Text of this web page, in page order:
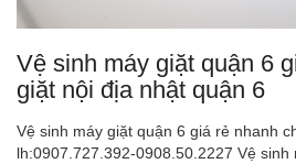
Vệ sinh máy giặt quận 6
giặt nội địa nhật quận 6
Vệ sinh máy giặt quận 6 giá rẻ nhanh
lh:0907.727.392-0908.50.2227 Vệ